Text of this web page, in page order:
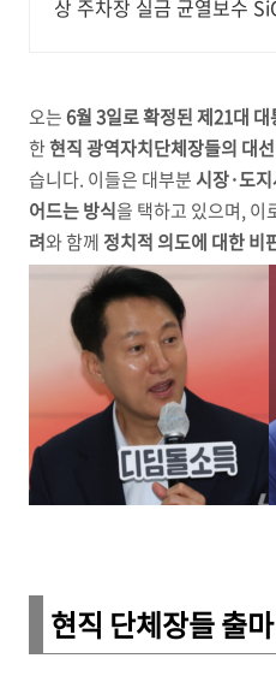
상 주차장 실금 균열보수
오는6월 3일로 확정된 제21대 대
한현직 광역자치단체장들의 대
습니다. 이들은 대부분시장·도
어드는 방식을 택하고 있으며, 이
려와 함께 정치적 의도에 대한 비
현직 단체장들 출